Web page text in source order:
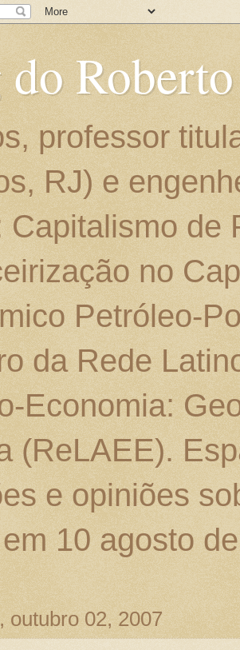
professor
RJ) e
Capitalismo de
no
Petróleo-
da Rede
Economia:
(ReLAEE).
e opiniões
10 agosto
outubro 02, 2007